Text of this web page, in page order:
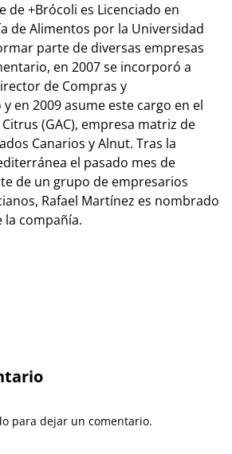
de +Brócoli es Licenciado en
de Alimentos por la Universidad
parte de diversas empresas
en 2007 se incorporó a
de Compras y
en 2009 asume este cargo en el
(GAC), empresa matriz de
Canarios y Alnut. Tras la
el pasado mes de
de un grupo de empresarios
Rafael Martínez es nombrado
compañía.
para dejar un comentario.